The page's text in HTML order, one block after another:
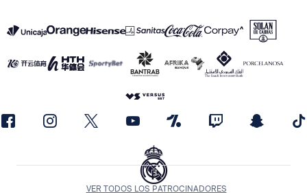
VER TODOS LOS PATROCINADORES